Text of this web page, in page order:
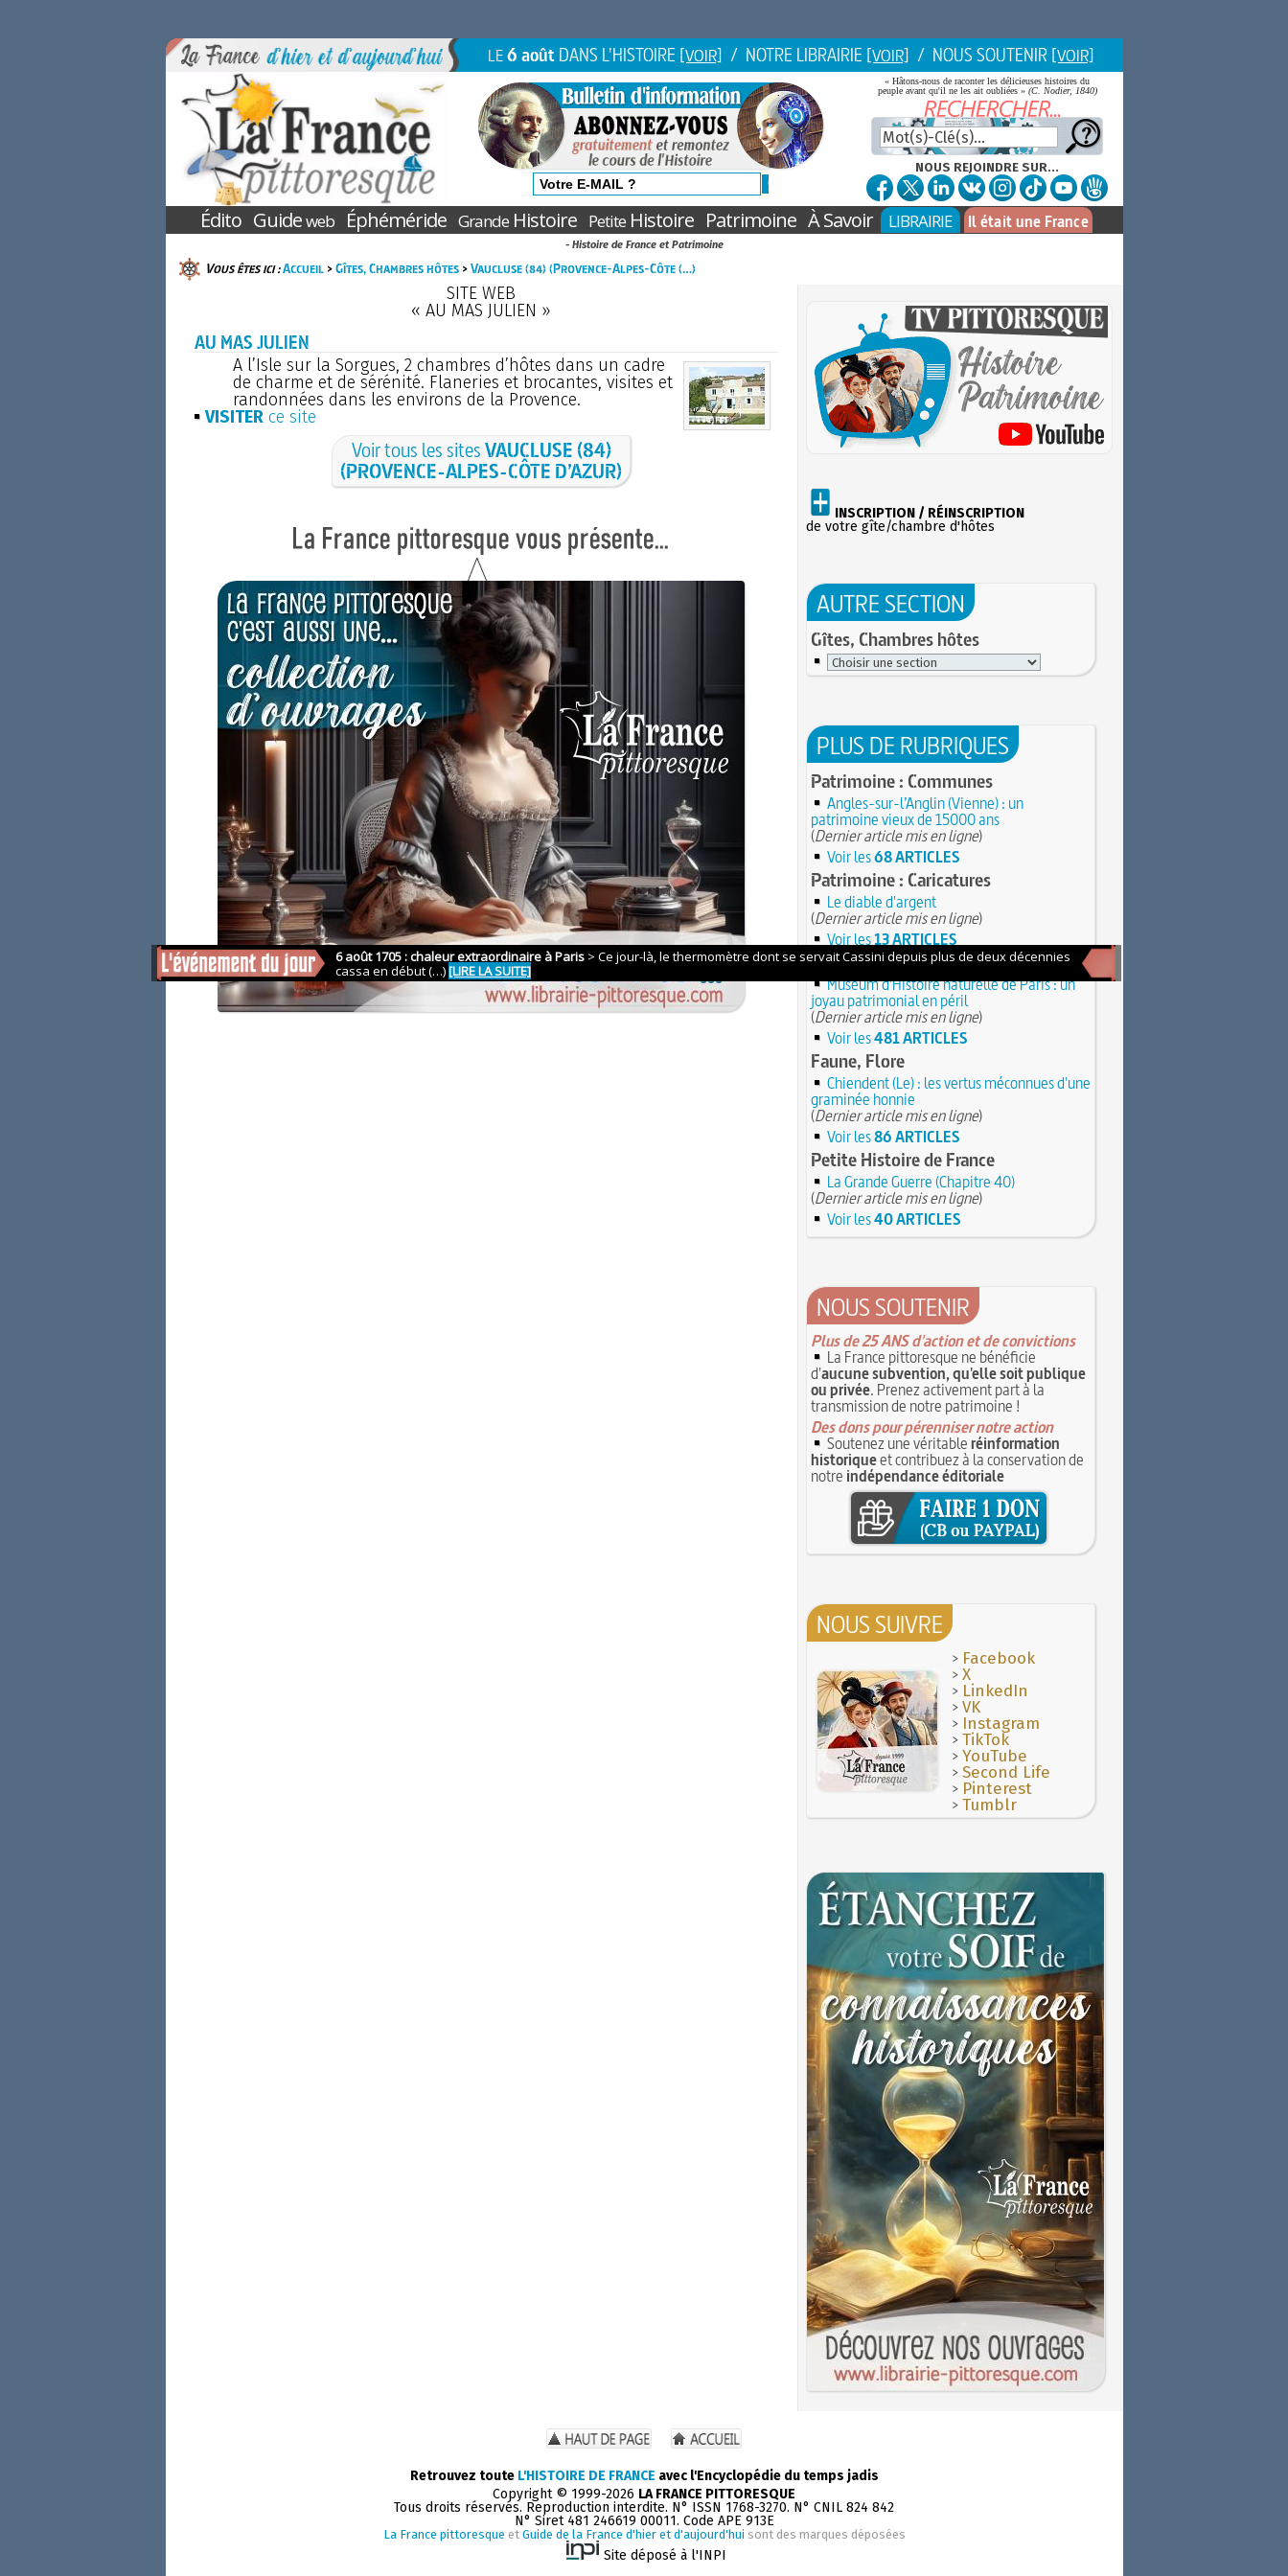
LE6 août DANS L'HISTOIRE [VOIR] / NOTRE LIBRAIRIE [VOIR] / NOUS SOUTENIR [VOIR]
« Hâtons-nous de raconter les délicieuses histoires du
peuple avant qu'il ne les ait oubliées » (C. Nodier, 1840)
NOUS REJOINDRE SUR...
Édito Guideweb Éphéméride GrandeHistoire PetiteHistoire Patrimoine À Savoir LIBRAIRIE Il était une France
- Histoire de France et Patrimoine
Vous êtes ici :Accueil>Gîtes, Chambres hôtes>Vaucluse (84) (Provence-Alpes-Côte (…)
SITE WEB
« AU MAS JULIEN »
AU MAS JULIEN
A l’Isle sur la Sorgues, 2 chambres d’hôtes dans un cadre
de charme et de sérénité. Flaneries et brocantes, visites et
randonnées dans les environs de la Provence.
VISITERce site
Voir tous les sitesVAUCLUSE (84)
(PROVENCE-ALPES-CÔTE D’AZUR)
INSCRIPTION / RÉINSCRIPTION
de votre gîte/chambre d'hôtes
AUTRE SECTION
Gîtes, Chambres hôtes
PLUS DE RUBRIQUES
Patrimoine : Communes
Angles-sur-l’Anglin (Vienne) : un
patrimoine vieux de 15000 ans
(Dernier article mis en ligne)
Voir les68 ARTICLES
Patrimoine : Caricatures
Le diable d'argent
(Dernier article mis en ligne)
Voir les13 ARTICLES
L’Histoire fait l’Actu
Muséum d'Histoire naturelle de Paris : un
joyau patrimonial en péril
(Dernier article mis en ligne)
Voir les481 ARTICLES
Faune, Flore
Chiendent (Le) : les vertus méconnues d'une
graminée honnie
(Dernier article mis en ligne)
Voir les86 ARTICLES
Petite Histoire de France
La Grande Guerre (Chapitre 40)
(Dernier article mis en ligne)
Voir les40 ARTICLES
NOUS SOUTENIR
Plus de 25 ANS d'action et de convictions
La France pittoresque ne bénéficie
d'aucune subvention, qu'elle soit publique
ou privée. Prenez activement part à la
transmission de notre patrimoine !
Des dons pour pérenniser notre action
Soutenez une véritableréinformation
historiqueet contribuez à la conservation de
notre indépendance éditoriale
NOUS SUIVRE
> Facebook
>X
> LinkedIn
>VK
> Instagram
>TikTok
>YouTube
>Second Life
> Pinterest
>Tumblr
Retrouvez toute L'HISTOIRE DE FRANCE avec l'Encyclopédie du temps jadis
Copyright © 1999-2026 LA FRANCE PITTORESQUE
Tous droits réservés. Reproduction interdite. N° ISSN 1768-3270. N° CNIL 824 842
N° Siret 481 246619 00011. Code APE 913E
La France pittoresque et Guide de la France d'hier et d'aujourd'hui sont des marques déposées
Site déposé à l'INPI